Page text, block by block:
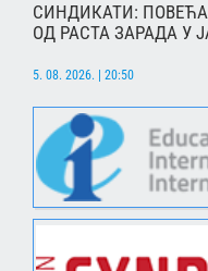
СИНДИКАТИ:
ОД РАСТА ЗАРАДА У
5. 08. 2026. | 20:50